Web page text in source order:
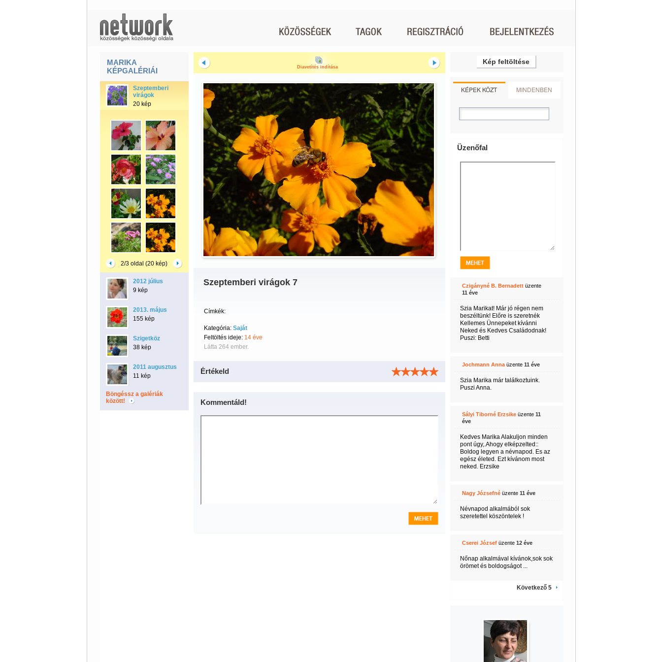
MARIKA
KÉPGALÉRIÁI
Szeptemberi
virágok
20 kép
2/3 oldal (20 kép)
2012 július
9 kép
2013. május
155 kép
Szigetköz
38 kép
2011 augusztus
11 kép
Böngéssz a galériák
között!
Diavetítés indítása
Szeptemberi virágok 7
Címkék:
Kategória: Saját
Feltöltés ideje: 14 éve
Látta 264 ember.
Értékeld
Kommentáld!
Kép feltöltése
KÉPEK KÖZT MINDENBEN
Üzenőfal
Czigányné B. Bernadettüzente
11 éve
Szia Marikat! Már jó régen nem
beszéltünk! Előre is szeretnék
Kellemes Ünnepeket kívánni
Neked és Kedves Családodnak!
Puszi: Betti
Jochmann Annaüzente 11 éve
Szia Marika már találkoztuink.
Puszi Anna.
Sályi Tiborné Erzsikeüzente 11
éve
Kedves Marika Alakuljon minden
pont úgy,.Ahogy elképzelted::
Boldog legyen a névnapod. Es az
egész életed. Ezt kívánom most
neked. Erzsike
Nagy Józsefnéüzente 11 éve
Névnapod alkalmából sok
szeretettel köszöntelek !
Cserei Józsefüzente 12 éve
Nőnap alkalmával kívánok,sok sok
örömet és boldogságot ...
Következő 5